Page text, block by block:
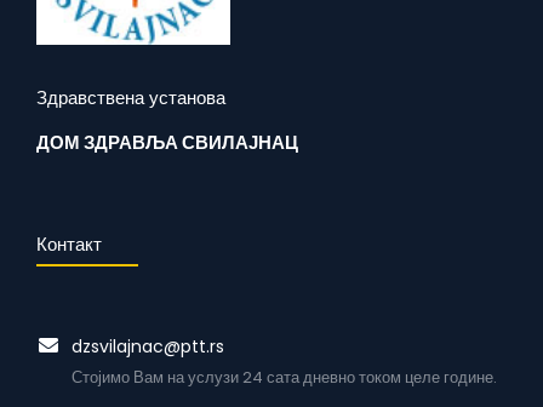
Здравствена установа
ДОМ ЗДРАВЉА СВИЛАЈНАЦ
Контакт
dzsvilajnac@ptt.rs
Стојимо Вам на услузи 24 сата дневно током целе године.